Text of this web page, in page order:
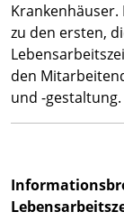
Krankenhäuser.
zu den ersten,
den
und -gestaltung.